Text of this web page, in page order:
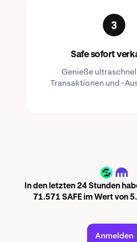
Safe sofort
Genieße
Transaktionen und -
SAFE
In den letzten 24 Stunden
71.571 SAFE im Wert von
Anmelden